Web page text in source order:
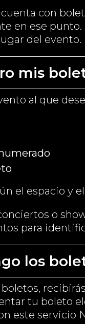
con
en ese punto.
del evento.
mis
al que
el espacio y
o
para
los
tu boleto
este servicio